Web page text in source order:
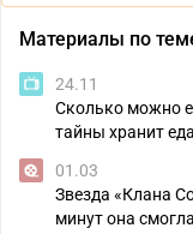
Материалы по
24.11
Сколько можно
тайны хранит
01.03
Звезда «Клана
минут она